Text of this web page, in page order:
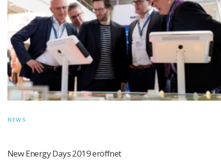
NEWS
New Energy Days 2019 eröffnet